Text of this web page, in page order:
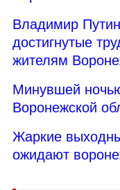
Владимир
достигнутые
жителям
Минувшей
Воронежской
Жаркие
ожидают